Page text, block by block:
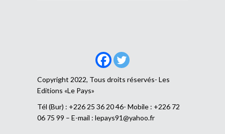
Copyright 2022, Tous droits réservés- Les
Editions «Le Pays»
Tél (Bur) : +226 25 36 20 46- Mobile : +226 72
06 75 99 – E-mail : lepays91@yahoo.fr